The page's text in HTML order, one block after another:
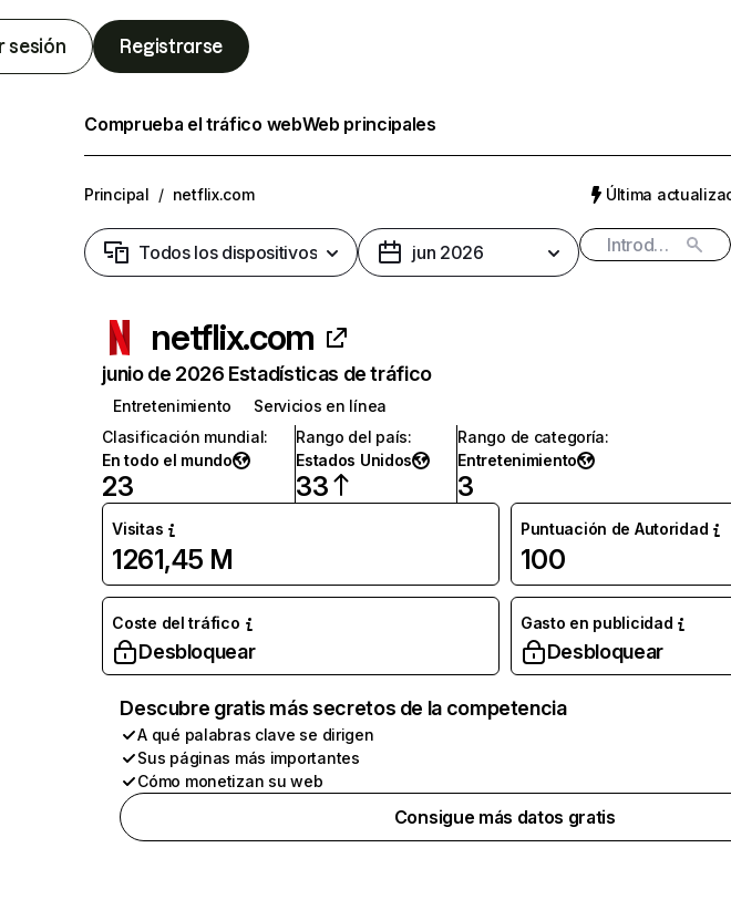
sesión Registrarse
Comprueba el tráfico webWeb principales
Principal / netflix.com Última
Todos los dispositivos jun 2026
netflix.com
junio de 2026 Estadísticas de tráfico
Entretenimiento
Servicios en línea
Clasificación mundial:
En todo el mundo
23
Rango del país:
Estados Unidos
33
Rango de categoría:
Entretenimiento
3
Visitas
1261,45 M
Puntuación de Autoridad
100
Coste del tráfico
Desbloquear
Gasto en publicidad
Desbloquear
Descubre gratis más secretos de la competencia
A qué palabras clave se dirigen
Sus páginas más importantes
Cómo monetizan su web
Consigue más datos gratis